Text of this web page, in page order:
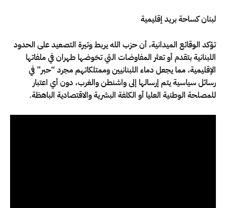
لبنان كساحة بريد إقليمية
تؤكد الوقائع الميدانية، أن حزب الله يربط وتيرة التصعيد على الحدود
اللبنانية بتقدم أو تعثر المفاوضات التي تخوضها طهران في ملفاتها
الإقليمية، مما يجعل دماء اللبنانيين وممتلكاتهم مجرد “حبر” في
رسائل سياسية يتم إرسالها إلى واشنطن والغرب، دون أي اعتبار
للمصلحة الوطنية العليا أو الكلفة البشرية والاقتصادية الباهظة.